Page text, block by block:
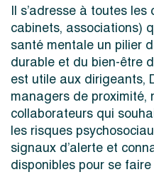
Il s’adresse à toutes
cabinets, associations)
santé mentale un pilier
durable et du bien-être
est utile aux dirigeants,
managers de proximité,
collaborateurs qui
les risques
signaux d’alerte et
disponibles pour se